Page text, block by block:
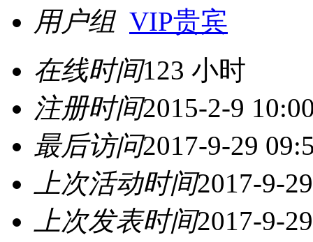
用户组 VIP贵宾
在线时间123 小时
注册时间2015-2-9
最后访问2017-9-29
上次活动时间2017-9-
上次发表时间2017-9-